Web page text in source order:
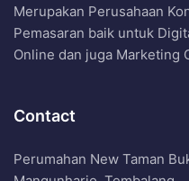
Merupakan Perusahaan
Pemasaran baik untuk
Online dan juga Marketing
Contact
Perumahan New Taman